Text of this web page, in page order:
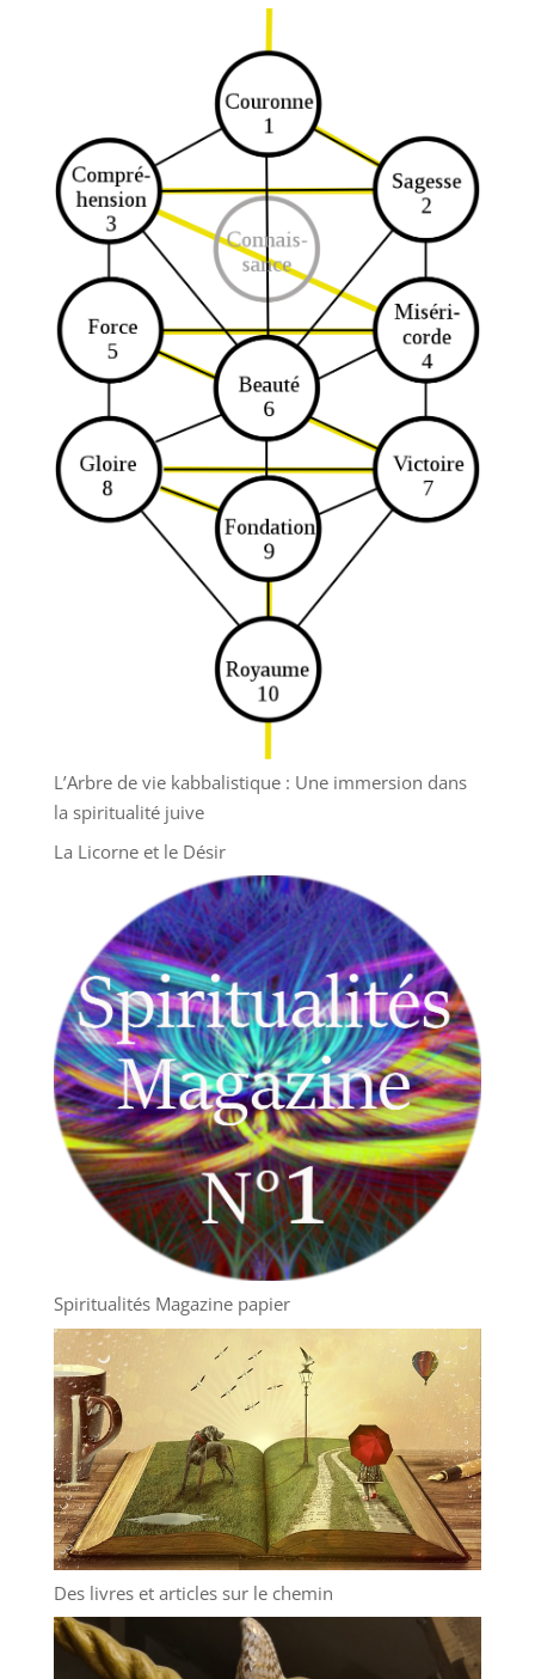
L’Arbre de vie kabbalistique : Une immersion dans
la spiritualité juive
La Licorne et le Désir
Spiritualités Magazine papier
Des livres et articles sur le chemin